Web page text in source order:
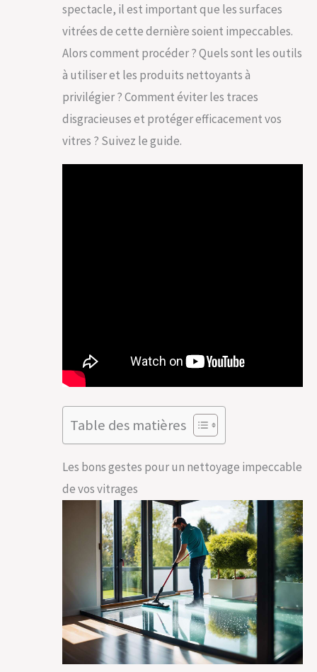
spectacle, il est important que les surfaces
vitrées de cette dernière soient impeccables.
Alors comment procéder ? Quels sont les outils
à utiliser et les produits nettoyants à
privilégier ? Comment éviter les traces
disgracieuses et protéger efficacement vos
vitres ? Suivez le guide.
Table des matières
Les bons gestes pour un nettoyage impeccable
de vos vitrages